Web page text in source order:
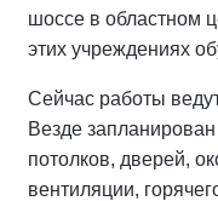
шоссе в областном
этих учреждениях
Сейчас работы
Везде
потолков, дверей,
вентиляции,